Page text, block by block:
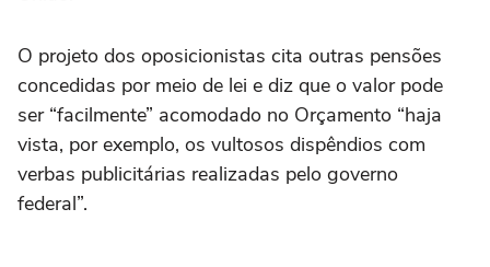
O projeto dos oposicionistas cita outras pensões
concedidas por meio de lei e diz que o valor pode
ser “facilmente” acomodado no Orçamento “haja
vista, por exemplo, os vultosos dispêndios com
verbas publicitárias realizadas pelo governo
federal”.